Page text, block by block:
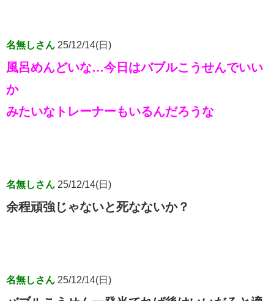
名無しさん 25/12/14(日)
風呂めんどいな…今日はバブルこうせんでいい
か
みたいなトレーナーもいるんだろうな
名無しさん 25/12/14(日)
余程頑強じゃないと死なないか？
名無しさん 25/12/14(日)